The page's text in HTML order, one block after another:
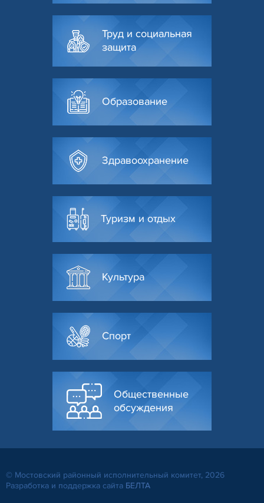
Труд и социальная
защита
Образование
Здравоохранение
Туризм и отдых
Культура
Спорт
Общественные
обсуждения
© Мостовский районный исполнительный комитет, 2026
Разработка и поддержка сайта БЕЛТА